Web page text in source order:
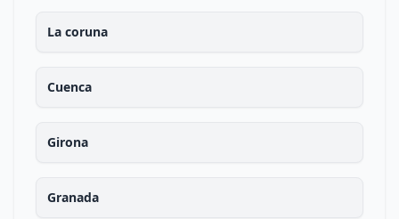
La coruna
Cuenca
Girona
Granada